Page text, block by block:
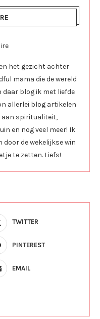
het gezicht achter
mama die de wereld
daar blog ik met liefde
allerlei blog artikelen
aan spiritualiteit,
en nog veel meer! Ik
de wekelijkse win
te zetten. Liefs!
TWITTER
PINTEREST
EMAIL